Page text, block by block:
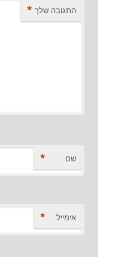
התגובה שלך *
שם *
אימייל *